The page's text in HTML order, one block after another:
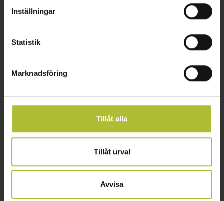
Inställningar
Statistik
Marknadsföring
Tillåt alla
Tillåt urval
Avvisa
Arbetsgivarguiden
Partner och samarbeten
Integritetsskyddspolicy
Arkiv – nyhetsbrev
Tidningen Besöksliv
Följ oss
Facebook
LinkedIn
Youtube